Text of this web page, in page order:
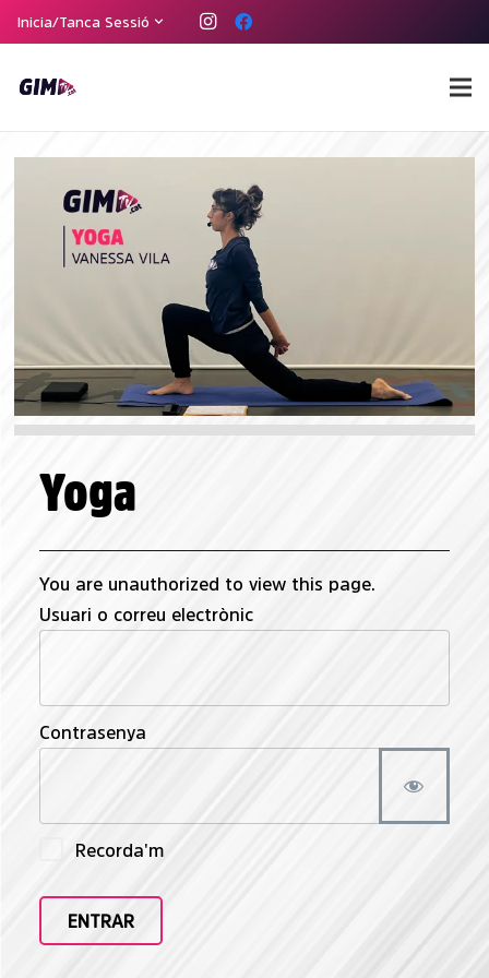
Inicia/Tanca Sessió
Yoga
You are unauthorized to view this page.
Usuari o correu electrònic
Contrasenya
Recorda'm